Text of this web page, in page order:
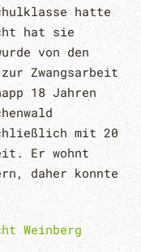
hatte
hat sie
von den
Zwangsarbeit
18 Jahren
mit 20
Er wohnt
daher konnte
Weinberg